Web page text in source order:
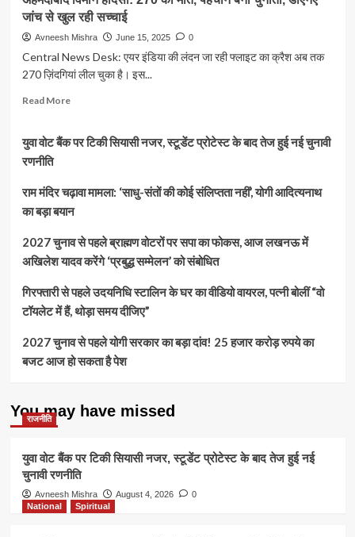
जांच से खुल रही सच्चाई
Avneesh Mishra June 15, 2025 0
Central News Desk: एयर इंडिया की लंदन जा रही फ्लाइट का क्रैश अब तक
270 ज़िंदगियां लील चुका है। इस...
Read MoreRead
अहमदाबाद
270
की
मौत,
पहचान
बनी
चुनौती,
जांच
से
रही
सच्चाई
युवा वोट बैंक पर टिकी सियासी नजर, स्टूडेंट प्रोटेस्ट के बाद तेज हुई नई चुनावी
रणनीति
राम मंदिर चढ़ावा मामला: ‘साधु-संतों की कोई संलिप्तता नहीं’, योगी आदित्यनाथ
का बड़ा बयान
2027 चुनाव से पहले ब्राह्मण वोटरों पर सपा का फोकस, आज लखनऊ में
अखिलेश यादव करेंगे ‘प्रबुद्ध सम्मेलन’ को संबोधित
गिरफ्तारी से पहले उदयनिधि स्टालिन के घर का वीडियो वायरल, पत्नी बोलीं “वो
टॉयलेट में हैं, थोड़ा समय दीजिए”
2027 चुनाव से पहले योगी सरकार का बड़ा दांव! 25 हजार करोड़ रुपये का
बजट आज हो सकता है पेश
You may have missed
राजनीति
युवा वोट बैंक पर टिकी सियासी नजर, स्टूडेंट प्रोटेस्ट के बाद तेज हुई नई
चुनावी रणनीति
Avneesh Mishra August 4, 2026
0
National
Spiritual